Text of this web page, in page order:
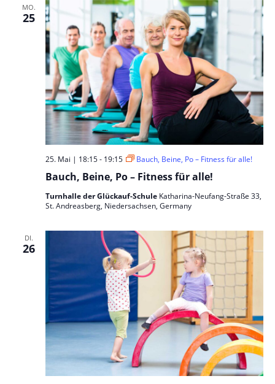
MO.
25
Bauch, Beine, Po – Fitness für alle!
25. Mai | 18:15- 19:15 Bauch, Beine, Po – Fitness für alle!
Turnhalle der Glückauf-Schule Katharina-Neufang-Straße 33,
St. Andreasberg, Niedersachsen, Germany
DI.
26